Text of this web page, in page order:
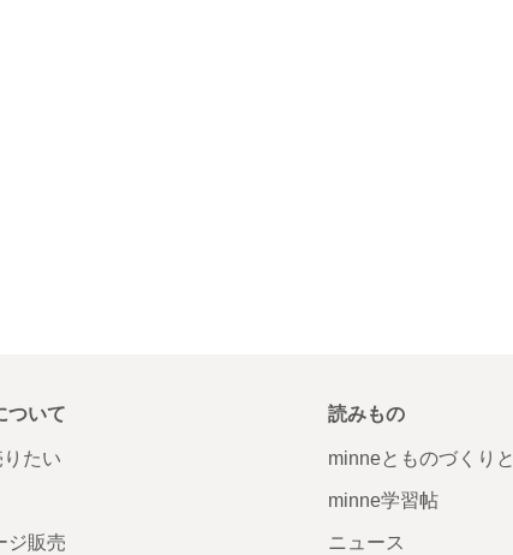
ついて
たい
ジ販売
読みもの
minneとものづくりと
minne学習帖
ニュース